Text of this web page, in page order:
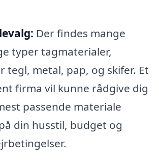
Der findes mange
typer tagmaterialer,
tegl, metal, pap, og skifer. Et
firma vil kunne rådgive dig
passende materiale
din husstil, budget og